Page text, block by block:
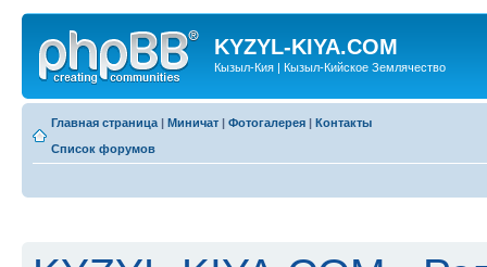
KYZYL-KIYA.COM
Кызыл-Кия | Кызыл-Кийское Землячество
Главная страница | Миничат | Фотогалерея | Контакты
Список форумов